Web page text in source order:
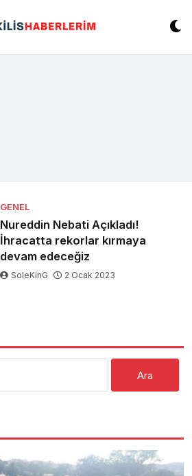
GENEL
Nureddin Nebati Açıkladı!
İhracatta rekorlar kırmaya
devam edeceğiz
SoleKinG 2 Ocak 2023